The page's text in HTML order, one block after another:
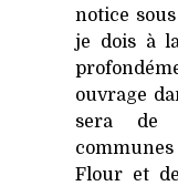
notice
je dois à
ouvrage
sera de
Flour et